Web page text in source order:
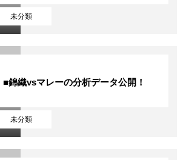
未分類
未分類
■錦織vsマレーの分析データ公開！